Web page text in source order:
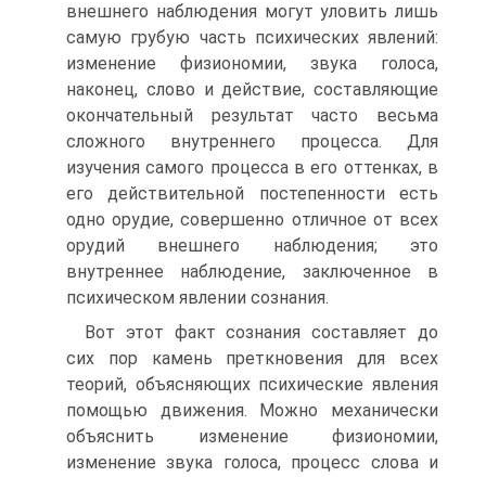
внешнего наблюдения могут уловить лишь
самую грубую часть психических явлений:
изменение физиономии, звука голоса,
наконец, слово и действие, составляющие
окончательный результат часто весьма
сложного внутреннего процесса. Для
изучения самого процесса в его оттенках, в
его действительной постепенности есть
одно орудие, совершенно отличное от всех
орудий внешнего наблюдения; это
внутреннее наблюдение, заключенное в
психическом явлении сознания.
Вот этот факт сознания составляет до
сих пор камень преткновения для всех
теорий, объясняющих психические явления
помощью движения. Можно механически
объяснить изменение физиономии,
изменение звука голоса, процесс слова и